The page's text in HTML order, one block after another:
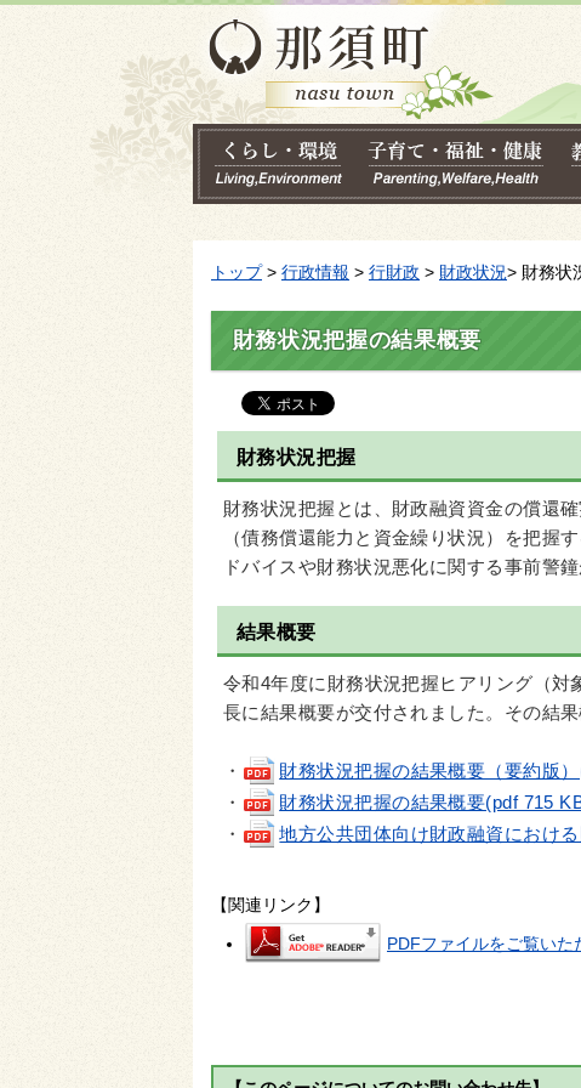
トップ> 行政情報 > 行財政 > 財政状況> 財務状
財務状況把握の結果概要
財務状況把握
財務状況把握とは、財政融資資金の償還
（債務償還能力と資金繰り状況）を把握
ドバイスや財務状況悪化に関する事前警鐘
結果概要
令和4年度に財務状況把握ヒアリング（
長に結果概要が交付されました。その結果
・
財務状況把握の結果概要（要約版
・
財務状況把握の結果概要(pdf 715
・
地方公共団体向け財政融資におけ
【関連リンク】
PDFファイルをご覧いた